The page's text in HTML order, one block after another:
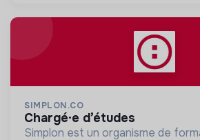
SIMPLON.CO
chargé·e d’études
Simplon est un organisme de